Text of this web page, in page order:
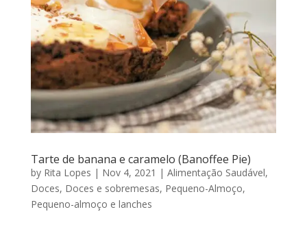
Tarte de banana e caramelo (Banoffee Pie)
by Rita Lopes | Nov 4, 2021 | Alimentação Saudável,
Doces, Doces e sobremesas, Pequeno-Almoço,
Pequeno-almoço e lanches